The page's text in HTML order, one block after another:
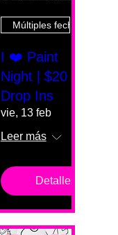
Múltiples fechas
I ❤️ Paint
Night | $20
Drop Ins
vie, 13 feb
Leer más
Detalles